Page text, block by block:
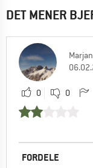
DET MENER
Marjan
0 0
FORDELE